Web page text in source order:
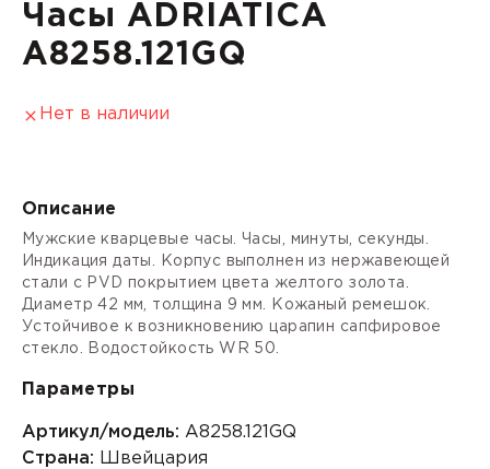
Часы ADRIATICA
A8258.121GQ
Нет в наличии
Описание
Мужские кварцевые часы. Часы, минуты, секунды.
Индикация даты. Корпус выполнен из нержавеющей
стали с PVD покрытием цвета желтого золота.
Диаметр 42 мм, толщина 9 мм. Кожаный ремешок.
Устойчивое к возникновению царапин сапфировое
стекло. Водостойкость WR 50.
Параметры
Артикул/модель: A8258.121GQ
Страна: Швейцария